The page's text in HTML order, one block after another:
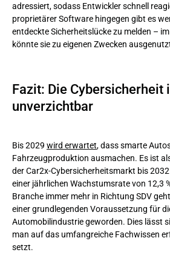
adressiert, sodass Entwickler schnell
proprietärer Software hingegen gibt es
entdeckte Sicherheitslücke zu melden – im
könnte sie zu eigenen Zwecken
Fazit: Die Cybersicherheit
unverzichtbar
Bis 2029 wird erwartet, dass smarte
Fahrzeugproduktion ausmachen. Es ist
der Car2x-Cybersicherheitsmarkt bis
einer jährlichen Wachstumsrate von 12,3
Branche immer mehr in Richtung SDV
einer grundlegenden Voraussetzung für
Automobilindustrie geworden. Dies lässt
man auf das umfangreiche Fachwissen
setzt.